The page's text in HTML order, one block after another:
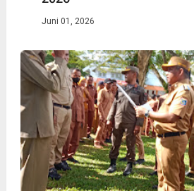
Juni 01, 2026